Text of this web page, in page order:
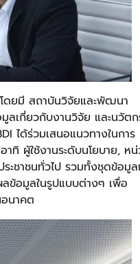
โดยมี สถาบันวิจัยและพัฒนา
ลเกี่ยวกับงานวิจัย และนวัต
ได้ร่วมเสนอแนวทางในการ
ทิ ผู้ใช้งานระดับนโยบาย, ห
ะชาชนทั่วไป รวมทั้งชุดข้อมูล
ลข้อมูลในรูปแบบต่างๆ เพื่อ
อนาคต